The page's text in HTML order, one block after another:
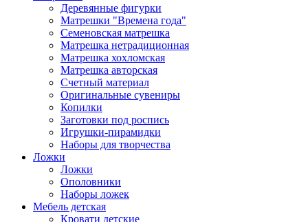
Деревянные фигурки
Матрешки "Времена года"
Семеновская матрешка
Матрешка нетрадиционная
Матрешка хохломская
Матрешка авторская
Счетный материал
Оригинальные сувениры
Копилки
Заготовки под роспись
Игрушки-пирамидки
Наборы для творчества
Ложки
Ложки
Ополовники
Наборы ложек
Мебель детская
Кровати детские